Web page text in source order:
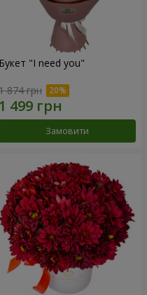
Букет "I need you"
874 грн
Замовити